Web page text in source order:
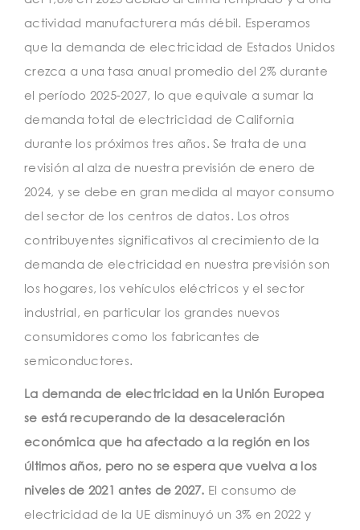
actividad manufacturera más débil. Esperamos
que la demanda de electricidad de Estados Unidos
crezca a una tasa anual promedio del 2% durante
el período 2025-2027, lo que equivale a sumar la
demanda total de electricidad de California
durante los próximos tres años. Se trata de una
revisión al alza de nuestra previsión de enero de
2024, y se debe en gran medida al mayor consumo
del sector de los centros de datos. Los otros
contribuyentes significativos al crecimiento de la
demanda de electricidad en nuestra previsión son
los hogares, los vehículos eléctricos y el sector
industrial, en particular los grandes nuevos
consumidores como los fabricantes de
semiconductores.
La demanda de electricidad en la Unión Europea
se está recuperando de la desaceleración
económica que ha afectado a la región en los
últimos años, pero no se espera que vuelva a los
niveles de 2021 antes de 2027. El consumo de
electricidad de la UE disminuyó un 3% en 2022 y